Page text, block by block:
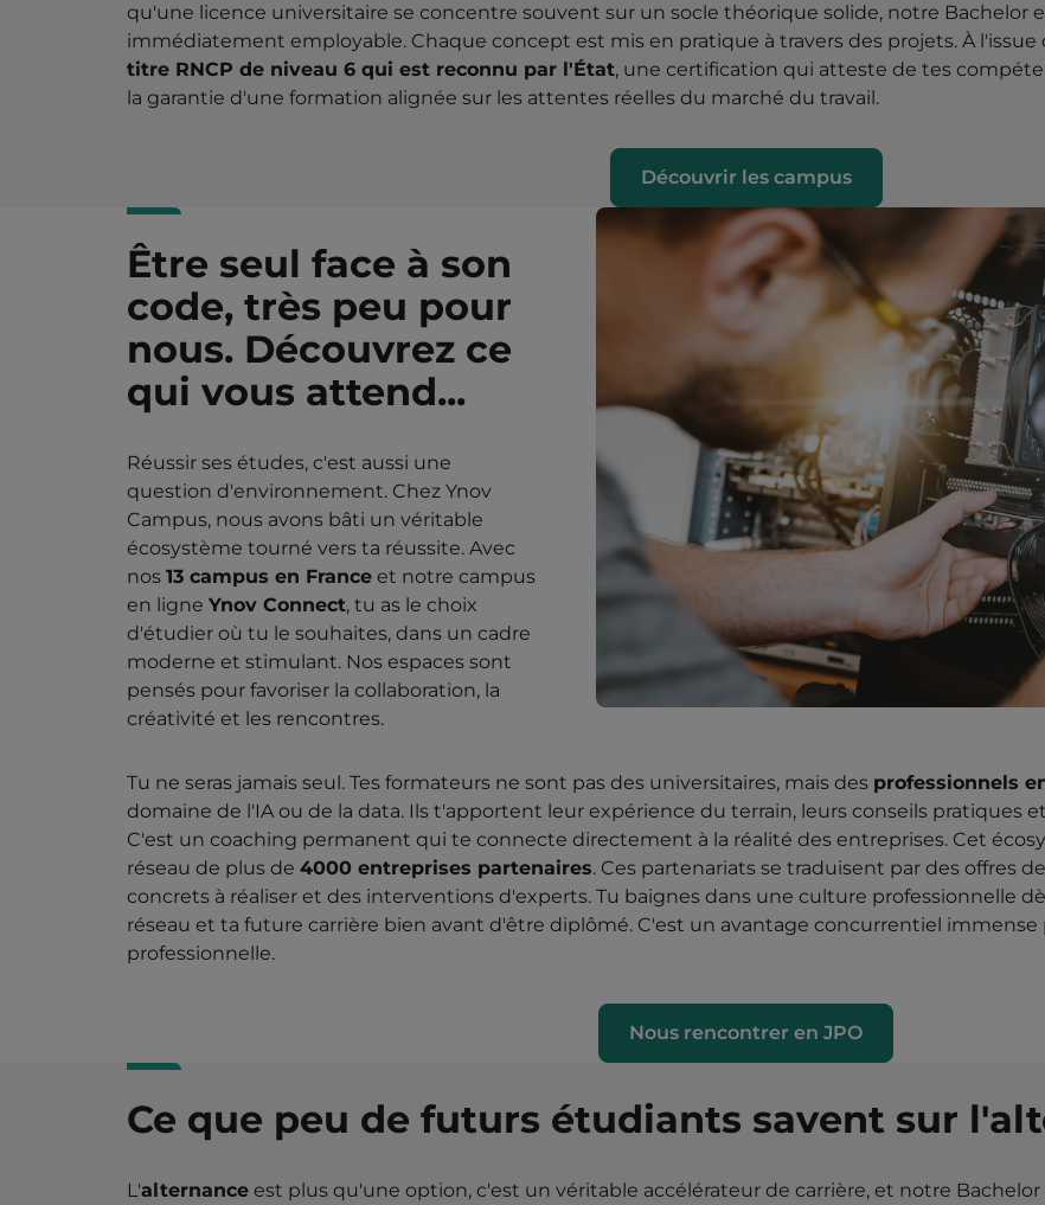
qu'une licence universitaire se concentre souvent sur un socle théorique solide, notre Bachelor
immédiatement employable. Chaque concept est mis en pratique à travers des projets. À
titre RNCP de niveau 6 qui est reconnu par l'État, une certification qui atteste de tes
la garantie d'une formation alignée sur les attentes réelles du marché du travail.
Découvrir les campus
Être seul face à son
code, très peu pour
nous. Découvrez ce
qui vous attend...
Réussir ses études, c'est aussi une
question d'environnement. Chez Ynov
Campus, nous avons bâti un véritable
écosystème tourné vers ta réussite. Avec
nos 13 campus en Franceet notre campus
en ligne Ynov Connect, tu as le choix
d'étudier où tu le souhaites, dans un cadre
moderne et stimulant. Nos espaces sont
pensés pour favoriser la collaboration, la
créativité et les rencontres.
Tu ne seras jamais seul. Tes formateurs ne sont pas des universitaires, mais des professionnels
domaine de l'IA ou de la data. Ils t'apportent leur expérience du terrain, leurs conseils pratiques
C'est un coaching permanent qui te connecte directement à la réalité des entreprises. Cet
réseau de plus de 4000 entreprises partenaires. Ces partenariats se traduisent par des offres
concrets à réaliser et des interventions d'experts. Tu baignes dans une culture professionnelle
réseau et ta future carrière bien avant d'être diplômé. C'est un avantage concurrentiel
professionnelle.
Nous rencontrer en JPO
Ce que peu de futurs étudiants savent sur
L'alternanceest plus qu'une option, c'est un véritable accélérateur de carrière, et notre